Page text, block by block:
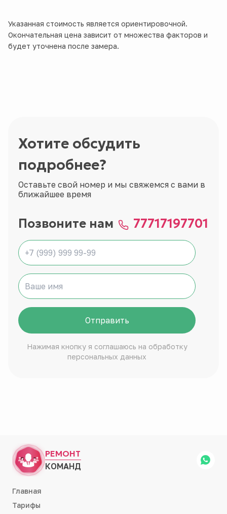
Указанная стоимость является ориентировочной.
Окончательная цена зависит от множества факторов и
будет уточнена после замера.
Хотите обсудить
подробнее?
Оставьте свой номер и мы свяжемся с вами в
ближайшее время
Позвоните нам 77717197701
Отправить
Нажимая кнопку я соглашаюсь на обработку
персональных данных
РЕМОНТ
КОМАНД
Главная
Тарифы